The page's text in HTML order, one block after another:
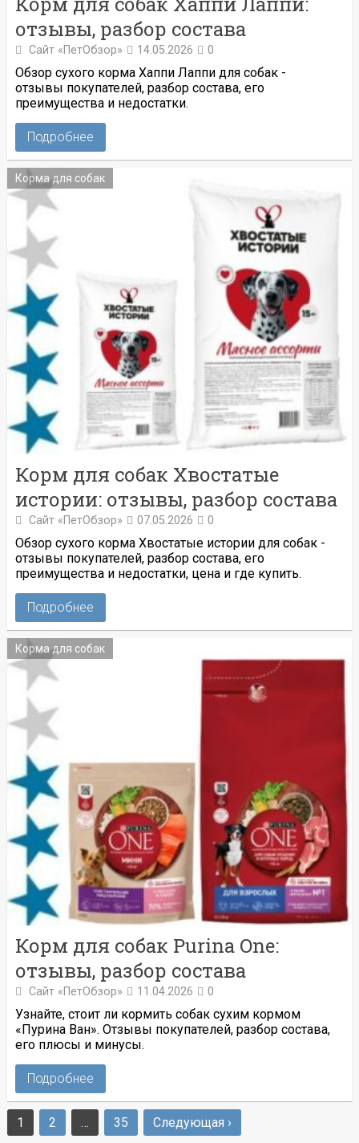
отзывы, разбор состава
Сайт «ПетОбзор» 14.05.2026 0
Обзор сухого корма Хаппи Лаппи для собак -
отзывы покупателей, разбор состава, его
преимущества и недостатки.
Подробнее
Корма для собак
Корм для собак Хвостатые
истории: отзывы, разбор состава
Сайт «ПетОбзор» 07.05.2026 0
Обзор сухого корма Хвостатые истории для собак -
отзывы покупателей, разбор состава, его
преимущества и недостатки, цена и где купить.
Подробнее
Корма для собак
Корм для собак Purina One:
отзывы, разбор состава
Сайт «ПетОбзор» 11.04.2026 0
Узнайте, стоит ли кормить собак сухим кормом
«Пурина Ван». Отзывы покупателей, разбор состава,
его плюсы и минусы.
Подробнее
1 2 … 35 Следующая ›